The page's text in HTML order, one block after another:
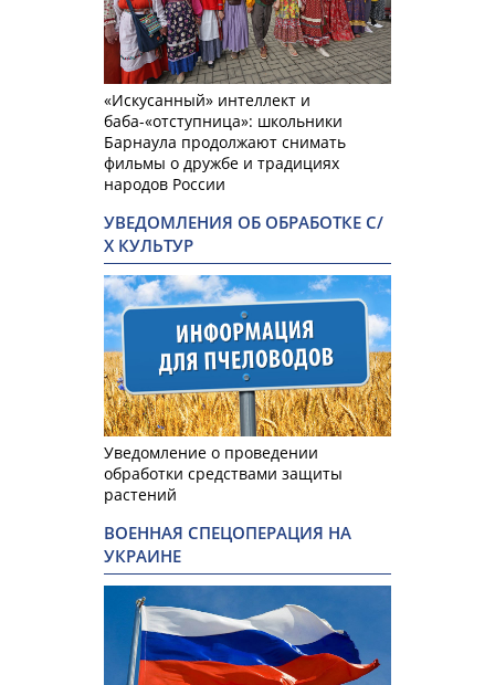
«Искусанный» интеллект и
баба-«отступница»: школьники
Барнаула продолжают снимать
фильмы о дружбе и традициях
народов России
УВЕДОМЛЕНИЯ ОБ ОБРАБОТКЕ С/
Х КУЛЬТУР
Уведомление о проведении
обработки средствами защиты
растений
ВОЕННАЯ СПЕЦОПЕРАЦИЯ НА
УКРАИНЕ